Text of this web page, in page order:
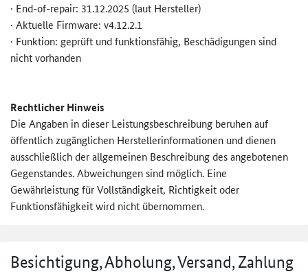
· End-of-repair: 31.12.2025 (laut Hersteller)
· Aktuelle Firmware: v4.12.2.1
· Funktion: geprüft und funktionsfähig, Beschädigungen sind
nicht vorhanden
Rechtlicher Hinweis
Die Angaben in dieser Leistungsbeschreibung beruhen auf
öffentlich zugänglichen Herstellerinformationen und dienen
ausschließlich der allgemeinen Beschreibung des angebotenen
Gegenstandes. Abweichungen sind möglich. Eine
Gewährleistung für Vollständigkeit, Richtigkeit oder
Funktionsfähigkeit wird nicht übernommen.
Besichtigung, Abholung, Versand, Zahlung